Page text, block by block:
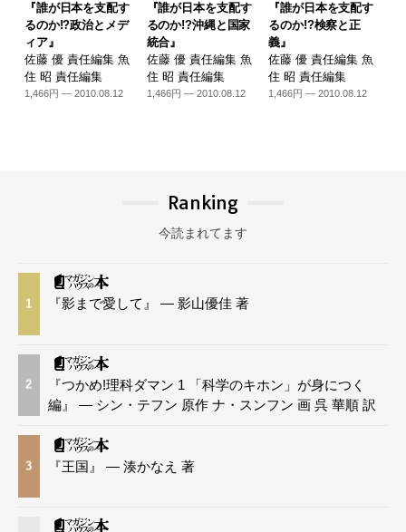
『誰が日本を支配す
るのか!?政治とメデ
ィア』
佐藤 優 責任編集 魚
住 昭 責任編集
1,466円 — 2010.08.12
『誰が日本を支配す
るのか!?沖縄と国家
統合』
佐藤 優 責任編集 魚
住 昭 責任編集
1,466円 — 2010.08.12
『誰が日本を支配す
るのか!?検察と正
義』
佐藤 優 責任編集 魚
住 昭 責任編集
1,466円 — 2010.08.12
Ranking
今読まれてます
1 『影まで愛して』 — 影山優佳 著
2
『つかめ!理科ダマン 1 「科学のキホン」が身につく
編』 — シン・テフン 原作 ナ・スンフン 画 呉 華順 訳
3 『王国』 — 湊かなえ 著